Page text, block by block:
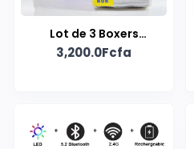
Lot de 3 Boxers
Homme – 100% Coton
3,200.0Fcfa